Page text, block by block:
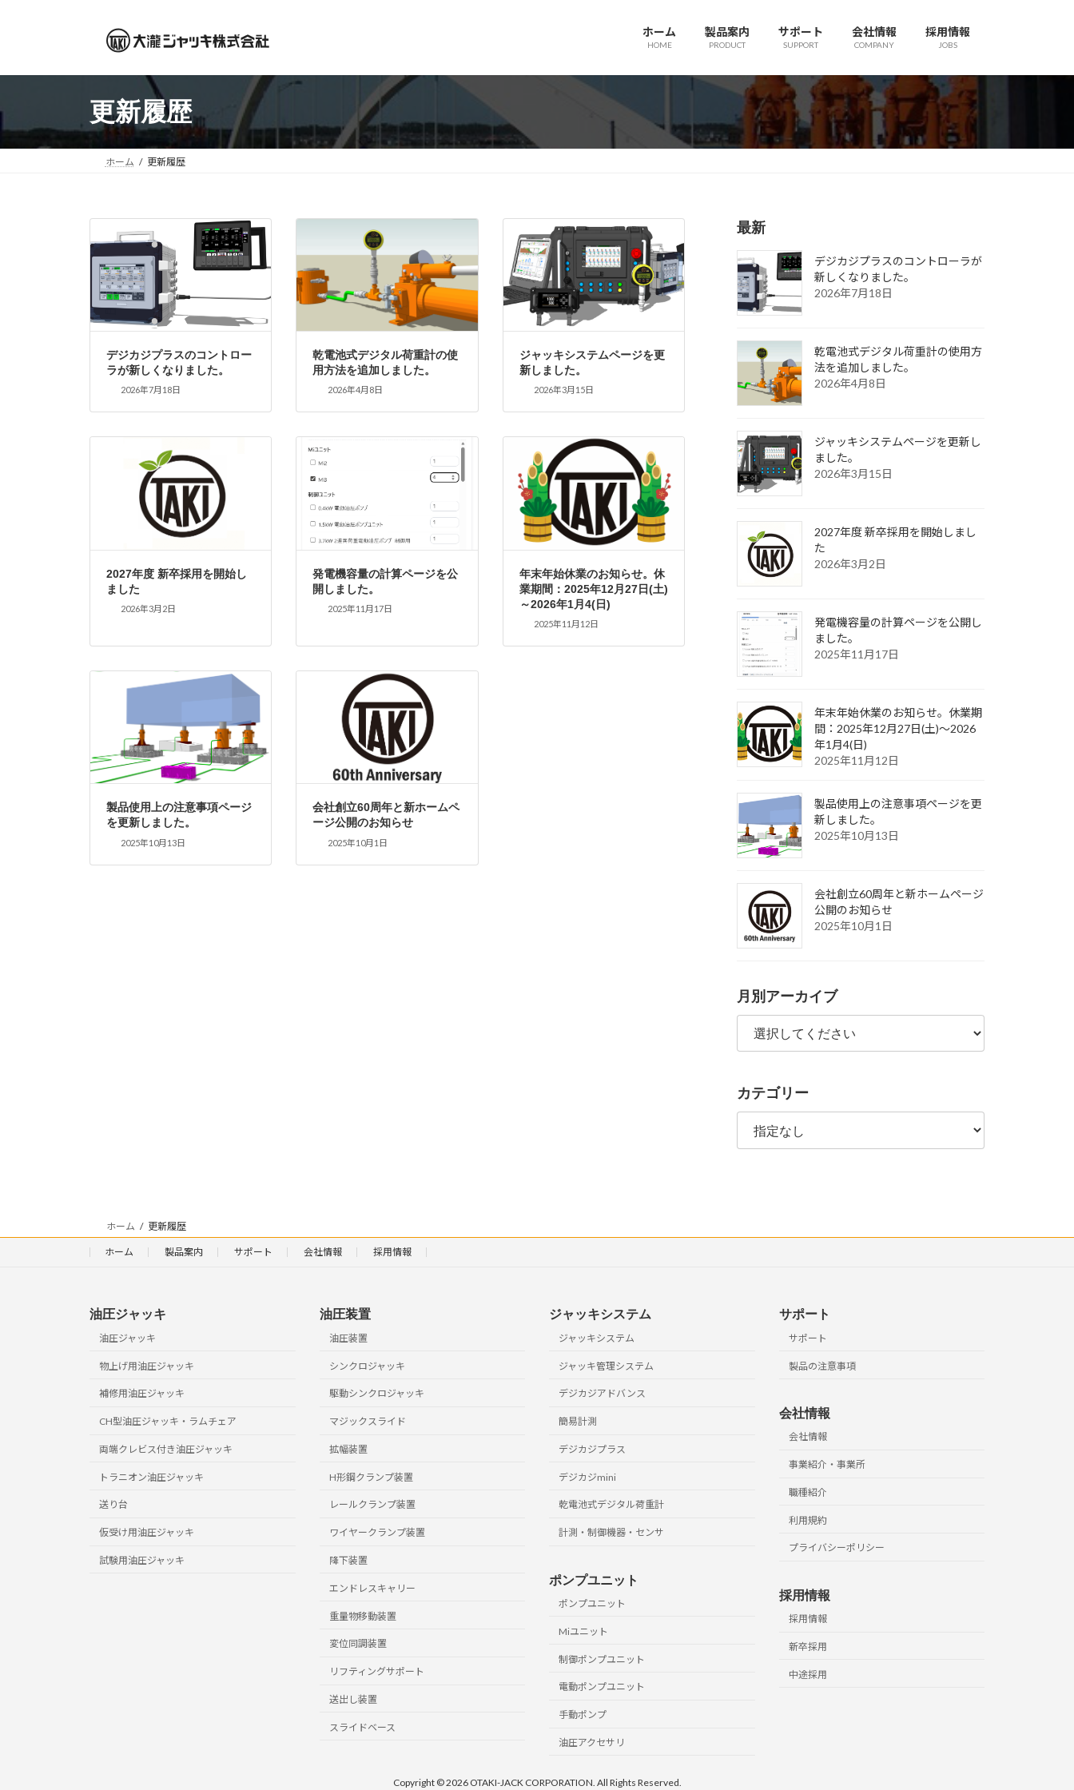
ホーム
HOME
製品案内
PRODUCT
サポート
SUPPORT
会社情報
COMPANY
採用情報
JOBS
更新履歴
ホーム 更新履歴
デジカジプラスのコントロー
ラが新しくなりました。
2026年7月18日
乾電池式デジタル荷重計の使
用方法を追加しました。
2026年4月8日
ジャッキシステムページを更
新しました。
2026年3月15日
2027年度 新卒採用を開始し
ました
2026年3月2日
発電機容量の計算ページを公
開しました。
2025年11月17日
年末年始休業のお知らせ。休
業期間：2025年12月27日(土)
～2026年1月4(日)
2025年11月12日
製品使用上の注意事項ページ
を更新しました。
2025年10月13日
会社創立60周年と新ホームペ
ージ公開のお知らせ
2025年10月1日
最新
デジカジプラスのコントローラが
新しくなりました。
2026年7月18日
乾電池式デジタル荷重計の使用方
法を追加しました。
2026年4月8日
ジャッキシステムページを更新し
ました。
2026年3月15日
2027年度 新卒採用を開始しまし
た
2026年3月2日
発電機容量の計算ページを公開し
ました。
2025年11月17日
年末年始休業のお知らせ。休業期
間：2025年12月27日(土)～2026
年1月4(日)
2025年11月12日
製品使用上の注意事項ページを更
新しました。
2025年10月13日
会社創立60周年と新ホームページ
公開のお知らせ
2025年10月1日
月別アーカイブ
カテゴリー
ホーム 更新履歴
ホーム 製品案内 サポート 会社情報 採用情報
油圧ジャッキ
油圧ジャッキ
物上げ用油圧ジャッキ
補修用油圧ジャッキ
CH型油圧ジャッキ・ラムチェア
両端クレビス付き油圧ジャッキ
トラニオン油圧ジャッキ
送り台
仮受け用油圧ジャッキ
試験用油圧ジャッキ
油圧装置
油圧装置
シンクロジャッキ
駆動シンクロジャッキ
マジックスライド
拡幅装置
H形鋼クランプ装置
レールクランプ装置
ワイヤークランプ装置
降下装置
エンドレスキャリー
重量物移動装置
変位同調装置
リフティングサポート
送出し装置
スライドベース
ジャッキシステム
ジャッキシステム
ジャッキ管理システム
デジカジアドバンス
簡易計測
デジカジプラス
デジカジmini
乾電池式デジタル荷重計
計測・制御機器・センサ
ポンプユニット
ポンプユニット
Miユニット
制御ポンプユニット
電動ポンプユニット
手動ポンプ
油圧アクセサリ
サポート
サポート
製品の注意事項
会社情報
会社情報
事業紹介・事業所
職種紹介
利用規約
プライバシーポリシー
採用情報
採用情報
新卒採用
中途採用
Copyright © 2026 OTAKI-JACK CORPORATION. All Rights Reserved.